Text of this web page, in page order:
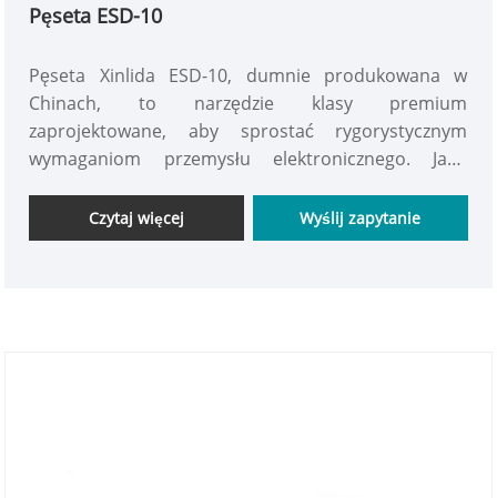
Pęseta ESD-10
Pęseta Xinlida ESD-10, dumnie produkowana w
Chinach, to narzędzie klasy premium
zaprojektowane, aby sprostać rygorystycznym
wymaganiom przemysłu elektronicznego. Jako
że każda pęseta ESD-10 spełnia najwyższe standardy
kontroli jakości, co czyni ją niezawodnym wyborem
Czytaj więcej Wyślij zapytanie